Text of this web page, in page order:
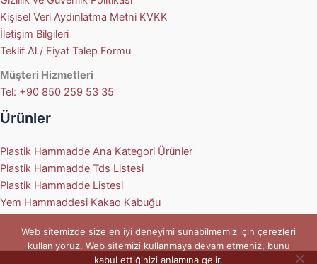
Kişisel Veri Aydınlatma Metni KVKK
İletişim Bilgileri
Teklif Al / Fiyat Talep Formu
Müşteri Hizmetleri
Tel: +90 850 259 53 35
Ürünler
Plastik Hammadde Ana Kategori Ürünler
Plastik Hammadde Tds Listesi
Plastik Hammadde Listesi
Yem Hammaddesi Kakao Kabuğu
Web sitemizde size en iyi deneyimi sunabilmemiz için çerezleri
kullanıyoruz. Web sitemizi kullanmaya devam etmeniz, bunu
kabul ettiğinizi anlamına gelir.